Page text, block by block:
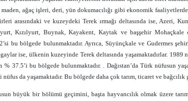
maden, ağaç işleri, deri, yün dokumacılığı gibi ekonomik
arasındaki ve kuzeydeki Terek ırmağı deltasında ise, Azeri,
Kızılyurt, Buynak, Kayakent, Kaytak ve başşehir
bu bölgede bulunmaktadır. Ayrıca, Süyünçkale ve Gudermes
ise, ülkenin kuzeyinde Terek deltasında yaşamaktadırlar.
% 37.5’i bu bölgede bulunmaktadır. . Dağıstan’da Türk nüfusun
nüfus da yaşamaktadır. Bu bölgede daha çok tarım, ticaret ve
büyük bir bölümü geçimini, başta hayvancılık olmak üzere